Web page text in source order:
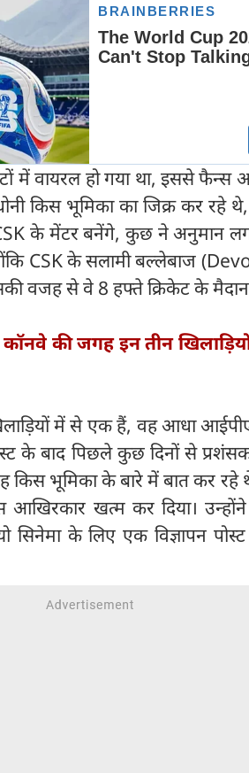
में वायरल हो गया था, इससे
किस भूमिका का जिक्र कर रहे
के मेंटर बनेंगे, कुछ ने अनुमान
CSK के सलामी बल्लेबाज
वजह से वे 8 हफ्ते क्रिकेट के
कॉनवे की जगह इन तीन
में से एक हैं, वह आधा
के बाद पिछले कुछ दिनों से
किस भूमिका के बारे में बात कर
खत्म कर दिया। उन्होंने
के लिए एक विज्ञापन